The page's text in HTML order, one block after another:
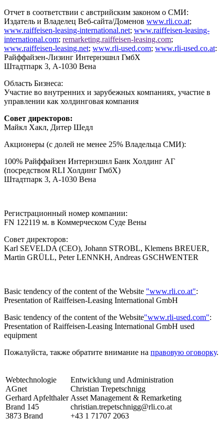
Отчет в соответствии с австрийским законом о СМИ:
Издатель и Владелец Веб-сайта/Доменов www.rli.co.at;
www.raiffeisen-leasing-international.net; www.raiffeisen-leasing-
international.com; remarketing.raiffeisen-leasing.com;
www.raiffeisen-leasing.net; www.rli-used.com; www.rli-used.co.at:
Райффайзен-Лизинг Интернэшнл ГмбХ
Штадтпарк 3, A-1030 Вена
Область Бизнеса:
Участие во внутренних и зарубежных компаниях, участие в
управлении как холдинговая компания
Совет директоров:
Майкл Хакл, Дитер Шедл
Акционеры (с долей не менее 25% Владельца СМИ):
100% Райффайзен Интернэшнл Банк Холдинг АГ
(посредством RLI Холдинг ГмбХ)
Штадтпарк 3, A-1030 Вена
Регистрационный номер компании:
FN 122119 м. в Коммерческом Суде Вены
Совет директоров:
Karl SEVELDA (CEO), Johann STROBL, Klemens BREUER,
Martin GRÜLL, Peter LENNKH, Andreas GSCHWENTER
Basic tendency of the content of the Website "www.rli.co.at":
Presentation of Raiffeisen-Leasing International GmbH
Basic tendency of the content of the Website"www.rli-used.com":
Presentation of Raiffeisen-Leasing International GmbH used
equipment
Пожалуйста, также обратите внимание на правовую оговорку.
Webtechnologie
AGnet
Gerhard Apfelthaler
Brand 145
3873 Brand
Entwicklung und Administration
Christian Trepetschnigg
Asset Management & Remarketing
christian.trepetschnigg@rli.co.at
+43 1 71707 2063